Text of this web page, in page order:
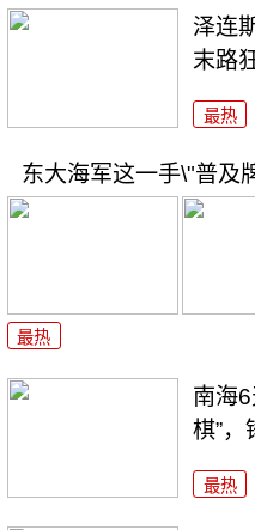
泽连
末路
最热
东大海军这一手\"普及
最热
南海
棋”，
最热